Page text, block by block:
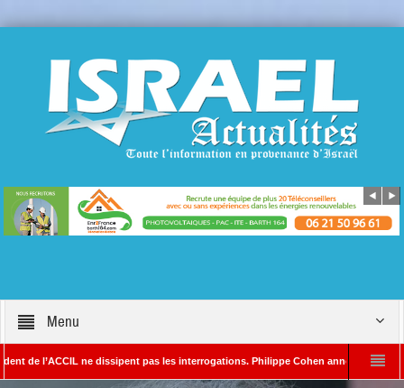
Menu
ne dissipent pas les interrogations. Philippe Cohen annonce se réserver le